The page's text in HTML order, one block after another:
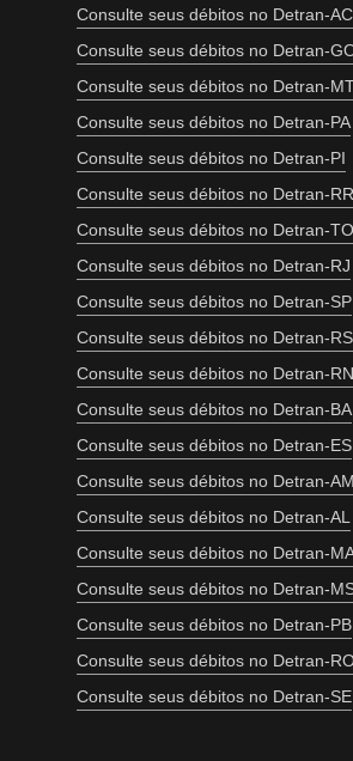
Consulte seus débitos no Detran-AC
Consulte seus débitos no Detran-
Consulte seus débitos no Detran-
Consulte seus débitos no Detran-PA
Consulte seus débitos no Detran-PI
Consulte seus débitos no Detran-RR
Consulte seus débitos no Detran-TO
Consulte seus débitos no Detran-RJ
Consulte seus débitos no Detran-SP
Consulte seus débitos no Detran-RS
Consulte seus débitos no Detran-RN
Consulte seus débitos no Detran-BA
Consulte seus débitos no Detran-ES
Consulte seus débitos no Detran-AM
Consulte seus débitos no Detran-AL
Consulte seus débitos no Detran-
Consulte seus débitos no Detran-
Consulte seus débitos no Detran-PB
Consulte seus débitos no Detran-
Consulte seus débitos no Detran-SE